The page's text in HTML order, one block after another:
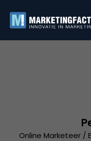
Online Marketeer /